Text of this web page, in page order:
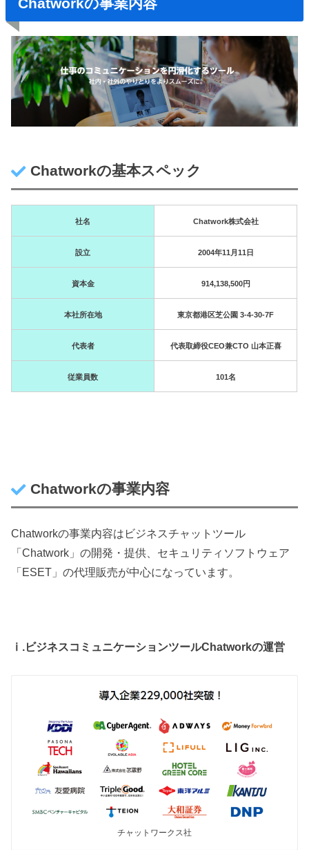
Chatworkの事業内容
Chatworkの基本スペック
社名 Chatwork株式会社
設立 2004年11月11日
資本金 914,138,500円
本社所在地 東京都港区芝公園 3-4-30-7F
代表者 代表取締役CEO兼CTO 山本正喜
従業員数 101名
Chatworkの事業内容
Chatworkの事業内容はビジネスチャットツール
「Chatwork」の開発・提供、セキュリティソフトウェア
「ESET」の代理販売が中心になっています。
ⅰ.ビジネスコミュニケーションツールChatworkの運営
チャットワークス社